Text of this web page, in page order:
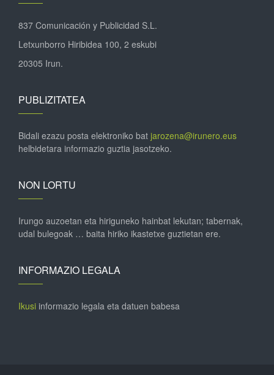
837 Comunicación y Publicidad S.L.
Letxunborro Hiribidea 100, 2 eskubi
20305 Irun.
PUBLIZITATEA
Bidali ezazu posta elektroniko bat jarozena@irunero.eus
helbidetara informazio guztia jasotzeko.
NON LORTU
Irungo auzoetan eta hiriguneko hainbat lekutan; tabernak,
udal bulegoak … baita hiriko ikastetxe guztietan ere.
INFORMAZIO LEGALA
Ikusi informazio legala eta datuen babesa